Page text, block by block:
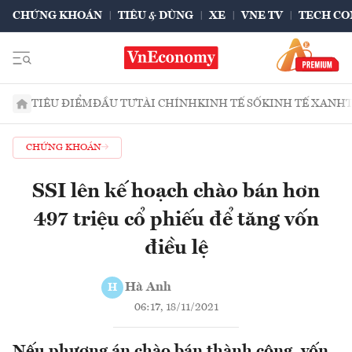
CHỨNG KHOÁN TIÊU & DÙNG XE VNE TV TECH
TIÊU ĐIỂMĐẦU TƯTÀI CHÍNHKINH TẾ SỐKINH TẾ XANH
CHỨNG KHOÁN
SSI lên kế hoạch chào bán hơn
497 triệu cổ phiếu để tăng vốn
điều lệ
H Hà Anh
06:17, 18/11/2021